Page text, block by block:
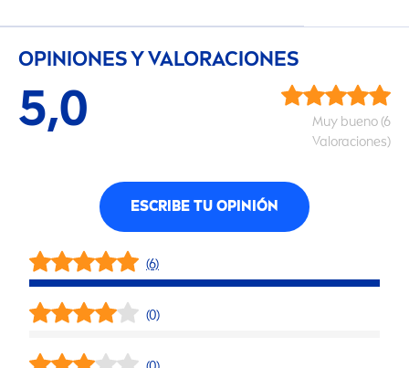
OPINIONES Y VALORACIONES
5,0
Muy bueno (6
Valoraciones)
ESCRIBE TU OPINIÓN
(6)
(0)